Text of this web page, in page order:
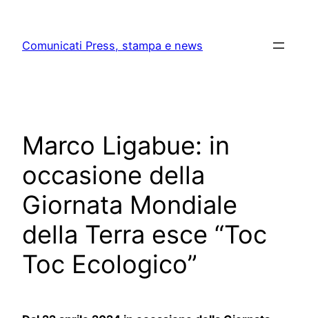
content
Comunicati Press, stampa e news
Marco Ligabue: in
occasione della
Giornata Mondiale
della Terra esce “Toc
Toc Ecologico”